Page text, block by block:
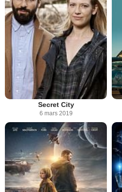
Secret City
6 mars 2019